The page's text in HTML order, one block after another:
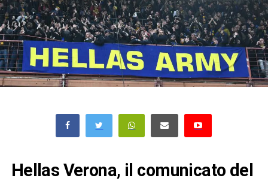
Hellas Verona, il comunicato del